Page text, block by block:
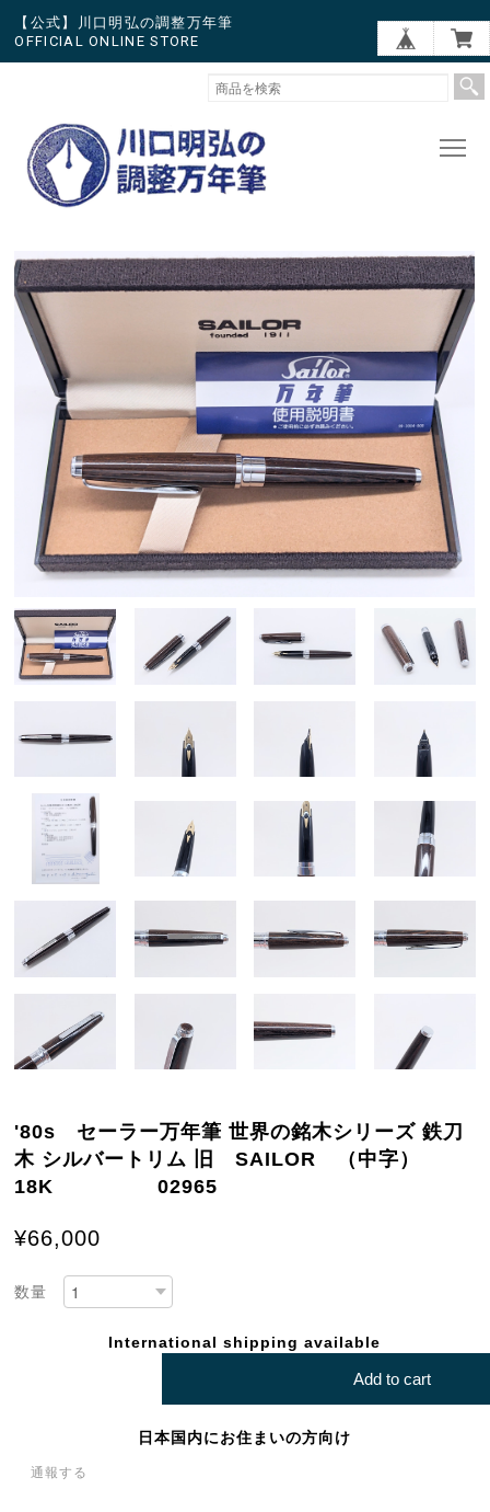
【公式】川口明弘の調整万年筆
OFFICIAL ONLINE STORE
'80s セーラー万年筆 世界の銘木シリーズ 鉄刀
木 シルバートリム 旧 SAILOR （中字）
18K 02965
¥66,000
数量
International shipping available
Add to cart
日本国内にお住まいの方向け
通報する